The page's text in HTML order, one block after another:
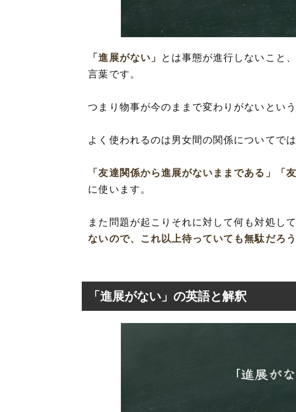
「進展がない」
とは事態が進行しないこと
言葉です。
つまり物事が今のままで変わりがないとい
よく使われるのは男女間の関係についてで
「友達関係から進展がないままである」 「
に使います。
また問題が起こりそれに対して何も対処し
ないので、これ以上待っていても無駄だろう
「進展がない」の英語と解釈